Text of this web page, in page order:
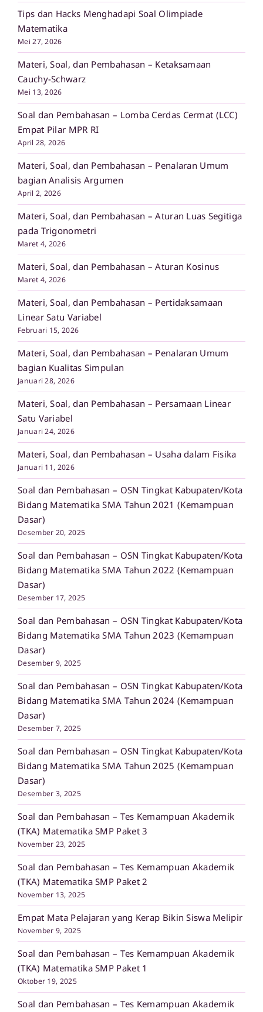
Tips dan Hacks Menghadapi Soal Olimpiade
Matematika
Mei 27, 2026
Materi, Soal, dan Pembahasan – Ketaksamaan
Cauchy-Schwarz
Mei 13, 2026
Soal dan Pembahasan – Lomba Cerdas Cermat (LCC)
Empat Pilar MPR RI
April 28, 2026
Materi, Soal, dan Pembahasan – Penalaran Umum
bagian Analisis Argumen
April 2, 2026
Materi, Soal, dan Pembahasan – Aturan Luas Segitiga
pada Trigonometri
Maret 4, 2026
Materi, Soal, dan Pembahasan – Aturan Kosinus
Maret 4, 2026
Materi, Soal, dan Pembahasan – Pertidaksamaan
Linear Satu Variabel
Februari 15, 2026
Materi, Soal, dan Pembahasan – Penalaran Umum
bagian Kualitas Simpulan
Januari 28, 2026
Materi, Soal, dan Pembahasan – Persamaan Linear
Satu Variabel
Januari 24, 2026
Materi, Soal, dan Pembahasan – Usaha dalam Fisika
Januari 11, 2026
Soal dan Pembahasan – OSN Tingkat Kabupaten/Kota
Bidang Matematika SMA Tahun 2021 (Kemampuan
Dasar)
Desember 20, 2025
Soal dan Pembahasan – OSN Tingkat Kabupaten/Kota
Bidang Matematika SMA Tahun 2022 (Kemampuan
Dasar)
Desember 17, 2025
Soal dan Pembahasan – OSN Tingkat Kabupaten/Kota
Bidang Matematika SMA Tahun 2023 (Kemampuan
Dasar)
Desember 9, 2025
Soal dan Pembahasan – OSN Tingkat Kabupaten/Kota
Bidang Matematika SMA Tahun 2024 (Kemampuan
Dasar)
Desember 7, 2025
Soal dan Pembahasan – OSN Tingkat Kabupaten/Kota
Bidang Matematika SMA Tahun 2025 (Kemampuan
Dasar)
Desember 3, 2025
Soal dan Pembahasan – Tes Kemampuan Akademik
(TKA) Matematika SMP Paket 3
November 23, 2025
Soal dan Pembahasan – Tes Kemampuan Akademik
(TKA) Matematika SMP Paket 2
November 13, 2025
Empat Mata Pelajaran yang Kerap Bikin Siswa Melipir
November 9, 2025
Soal dan Pembahasan – Tes Kemampuan Akademik
(TKA) Matematika SMP Paket 1
Oktober 19, 2025
Soal dan Pembahasan – Tes Kemampuan Akademik